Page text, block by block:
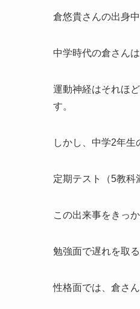
倉悠貴さんの出身
中学時代の倉さん
運動神経はそれほ
す。
しかし、中学2年
定期テスト（5教科
この出来事をきっか
勉強面で遅れを取
性格面では、倉さ